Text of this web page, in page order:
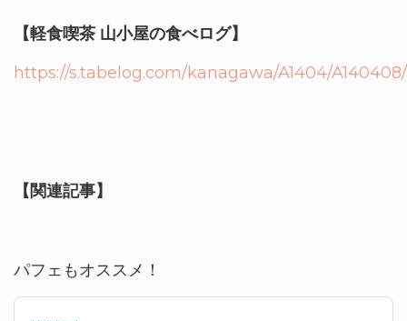
【軽食喫茶 山小屋の食べログ】
https://s.tabelog.com/kanagawa/A1404/A140408/
【関連記事】
パフェもオススメ！